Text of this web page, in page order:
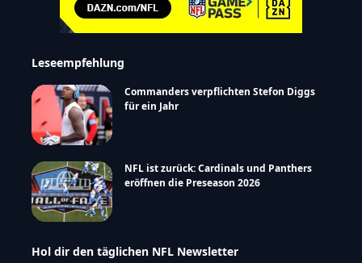
Leseempfehlung
Commanders verpflichten Stefon Diggs
für ein Jahr
NFL ist zurück: Cardinals und Panthers
eröffnen die Preseason 2026
Hol dir den täglichen NFL Newsletter